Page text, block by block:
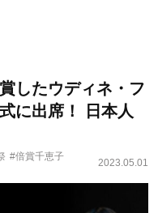
したウディネ・フ
に出席！ 日本人
#倍賞千恵子
2023.05.01